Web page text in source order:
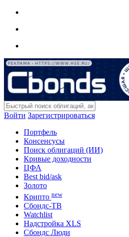
РЕКЛАМА • HTTPS://WWW.HSE.RU/
Войти Зарегистрироваться
Портфель
Консенсусы
Поиск облигаций (ИИ)
Кривые доходности
ЦФА
Best bid/ask
Золото
Крипто new
Сбондс-ТВ
Watchlist
Надстройка XLS
Сбондс Люди